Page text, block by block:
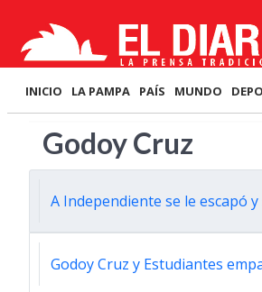
INICIO LA PAMPA PAÍS MUNDO
Godoy Cruz
A Independiente se le escapó
Godoy Cruz y Estudiantes